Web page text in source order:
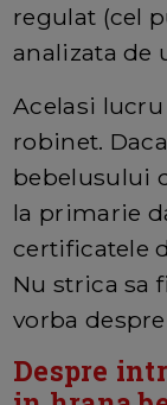
regulat (cel
analizata de
Acelasi
robinet.
bebelusului
la primarie
certificatele
Nu strica sa
vorba
Despre